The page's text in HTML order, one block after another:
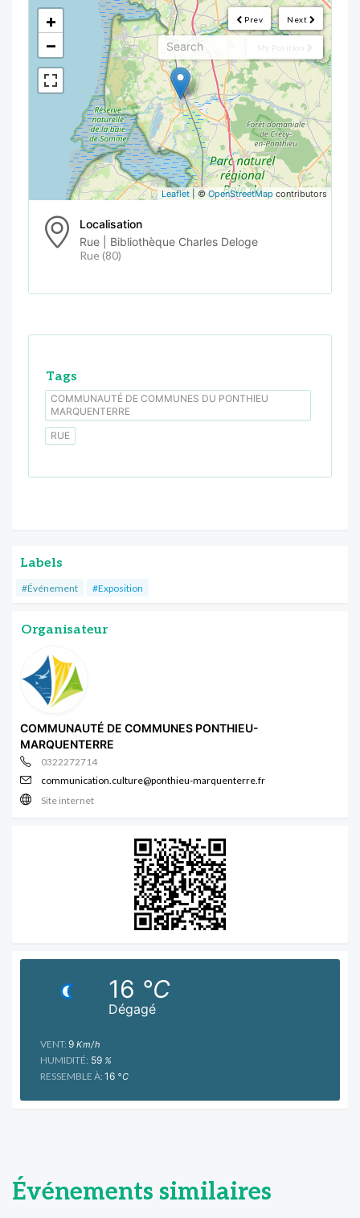
Next
Prev
My Position
<!---->
+
−
Leaflet| ©OpenStreetMap contributors
Localisation
Rue | Bibliothèque Charles Deloge
Rue (80)
Tags
COMMUNAUTÉ DE COMMUNES DU PONTHIEU
MARQUENTERRE
RUE
Labels
#Événement #Exposition
Organisateur
COMMUNAUTÉ DE COMMUNES PONTHIEU-
MARQUENTERRE
0322272714
communication.culture@ponthieu-marquenterre.fr
Site internet
Dégagé
16 °C
VENT: 9 Km/h
HUMIDITÉ: 59 %
RESSEMBLE À: 16 °C
Événements similaires